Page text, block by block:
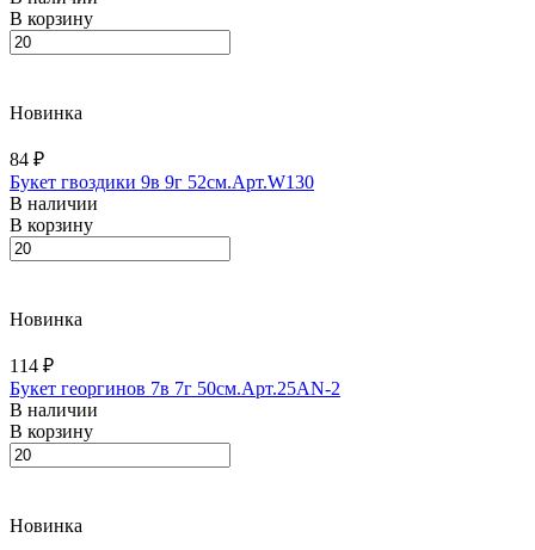
В корзину
Новинка
84 ₽
Букет гвоздики 9в 9г 52см.Арт.W130
В наличии
В корзину
Новинка
114 ₽
Букет георгинов 7в 7г 50см.Арт.25AN-2
В наличии
В корзину
Новинка